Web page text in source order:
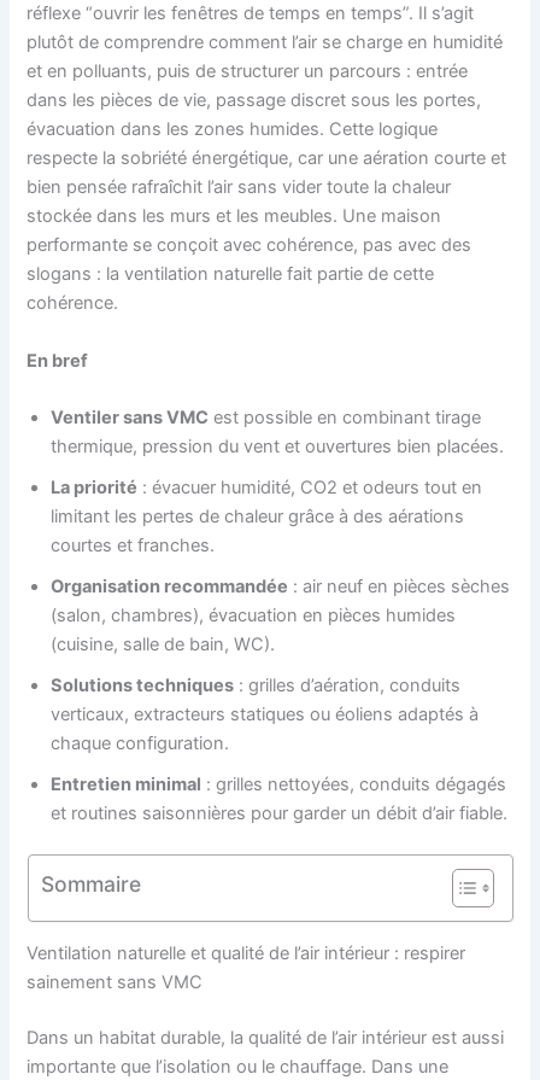
réflexe “ouvrir les fenêtres de temps en temps”. Il s’agit
plutôt de comprendre comment l’air se charge en humidité
et en polluants, puis de structurer un parcours : entrée
dans les pièces de vie, passage discret sous les portes,
évacuation dans les zones humides. Cette logique
respecte la sobriété énergétique, car une aération courte et
bien pensée rafraîchit l’air sans vider toute la chaleur
stockée dans les murs et les meubles. Une maison
performante se conçoit avec cohérence, pas avec des
slogans : la ventilation naturelle fait partie de cette
cohérence.
En bref
Ventiler sans VMC est possible en combinant tirage
thermique, pression du vent et ouvertures bien placées.
La priorité : évacuer humidité, CO2 et odeurs tout en
limitant les pertes de chaleur grâce à des aérations
courtes et franches.
Organisation recommandée : air neuf en pièces sèches
(salon, chambres), évacuation en pièces humides
(cuisine, salle de bain, WC).
Solutions techniques : grilles d’aération, conduits
verticaux, extracteurs statiques ou éoliens adaptés à
chaque configuration.
Entretien minimal : grilles nettoyées, conduits dégagés
et routines saisonnières pour garder un débit d’air fiable.
Sommaire
Ventilation naturelle et qualité de l’air intérieur : respirer
sainement sans VMC
Dans un habitat durable, la qualité de l’air intérieur est aussi
importante que l’isolation ou le chauffage. Dans une